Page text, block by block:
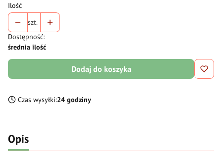
Ilość
szt.
Dostępność:
średnia ilość
Dodaj do koszyka
Czas wysyłki:24 godziny
Opis